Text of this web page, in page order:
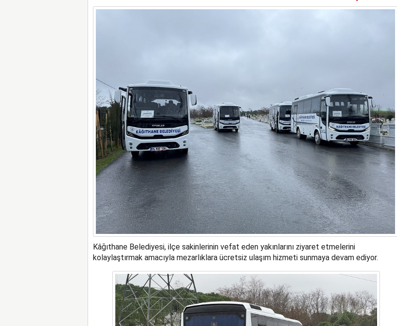
Kâğıthane Belediyesi, ilçe sakinlerinin vefat eden yakınlarını ziyaret etmelerini
kolaylaştırmak amacıyla mezarlıklara ücretsiz ulaşım hizmeti sunmaya devam ediyor.